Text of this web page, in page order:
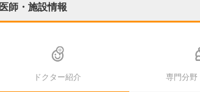
医師・施設情報
ドクター紹介 専門分野